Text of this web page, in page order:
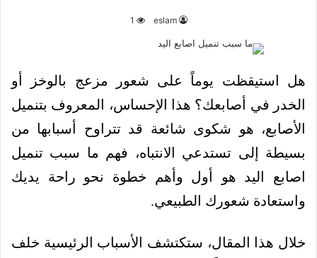
eslam
1
هل استيقظت يوماً على شعور مزعج بالوخز أو
الخدر في أصابعك؟ هذا الإحساس، المعروف بتنميل
الأصابع، هو شكوى شائعة قد تتراوح أسبابها من
بسيطة إلى تستدعي الانتباه، فهم ما سبب تنميل
اصابع اليد هو أول وأهم خطوة نحو راحة يديك
واستعادة شعورك الطبيعي.
خلال هذا المقال، ستكتشف الأسباب الرئيسية خلف